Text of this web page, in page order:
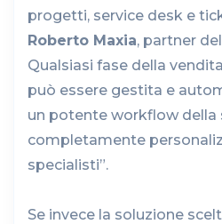
progetti, service desk e
Roberto Maxia, partner
Qualsiasi fase della
può essere gestita e
un potente workflow della
completamente
specialisti”.
Se invece la soluzione